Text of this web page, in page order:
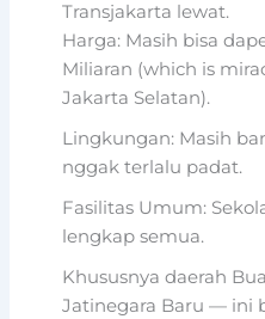
Transjakarta lewat.
Harga: Masih bisa
Miliaran (which is
Jakarta Selatan).
Lingkungan: Masih
nggak terlalu padat.
Fasilitas Umum:
lengkap semua.
Khususnya daerah
Jatinegara Baru — ini